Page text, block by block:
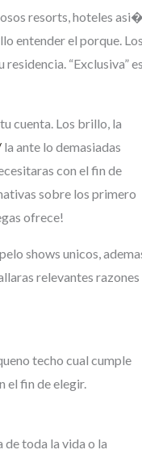
resorts, hoteles asi�
entender el porque. Los
“Exclusiva” es
cuenta. Los brillo, la
la ante lo demasiadas
con el fin de
sobre los primero
ofrece!
shows unicos,
relevantes razones
techo cual cumple
el fin de elegir.
toda la vida o la